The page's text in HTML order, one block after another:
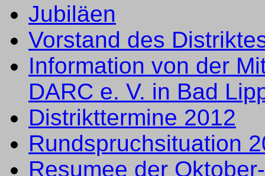
Jubiläen
Vorstand des
Information von der
DARC e. V. in Bad
Distrikttermine 2012
Rundspruchsituation
Resumee der